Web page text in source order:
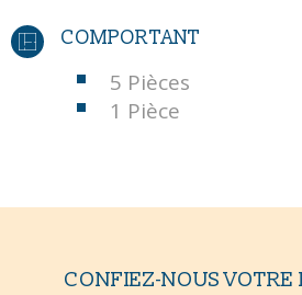
COMPORTANT
5 Pièces
1 Pièce
CONFIEZ-NOUS VOTRE